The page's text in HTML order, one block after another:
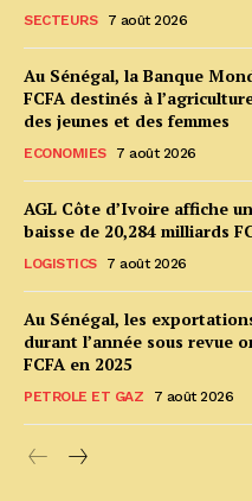
SECTEURS 7 août 2026
Au Sénégal, la Banque
FCFA destinés à
des jeunes et des femmes
ECONOMIES 7 août 2026
AGL Côte d’Ivoire affiche
baisse de 20,284 milliards
LOGISTICS 7 août 2026
Au Sénégal, les
durant l’année sous revue
FCFA en 2025
PETROLE ET GAZ 7 août 2026